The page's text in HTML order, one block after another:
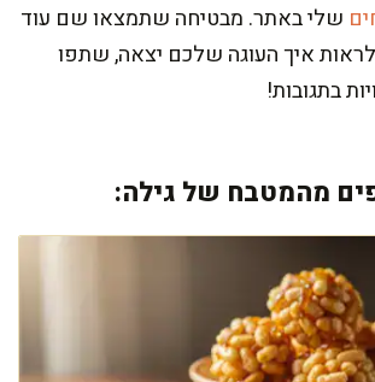
שלי באתר. מבטיחה שתמצאו שם עוד
איך העוגה שלכם יצאה, שתפו
בתגובות!
מהמטבח של גילה: